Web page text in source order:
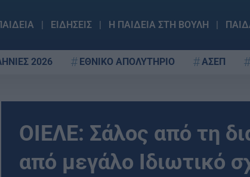
ΕΙΔΗΣΕΙΣ Η ΠΑΙΔΕΙΑ ΣΤΗ ΒΟΥΛΗ
2026 ΕΘΝΙΚΟ ΑΠΟΛΥΤΗΡΙΟ ΑΣΕΠ
ΟΙΕΛΕ: Σάλος από τη
από μεγάλο Ιδιωτικό